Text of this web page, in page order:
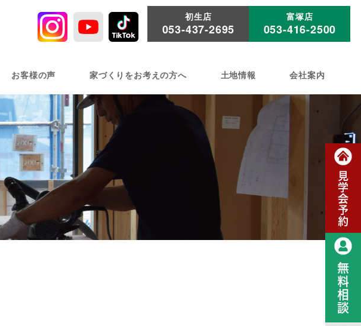
初生店
053-437-2695
富塚店
053-416-2500
お客様の声 家づくりをお考えの方へ 土地情報 会社案内